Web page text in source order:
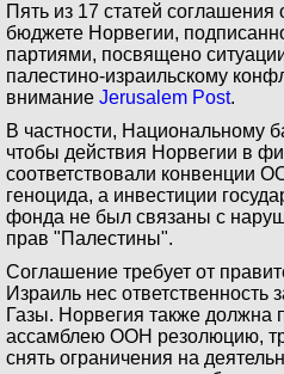
Пять из 17 статей соглашения
бюджете Норвегии,
партиями, посвящено
палестино-израильскому
внимание Jerusalem Post.
В частности, Национальному
чтобы действия Норвегии в
соответствовали конвенции
геноцида, а инвестиции
фонда не был связаны с
прав "Палестины".
Соглашение требует от
Израиль нес ответственность
Газы. Норвегия также должна
ассамблею ООН резолюцию,
снять ограничения на